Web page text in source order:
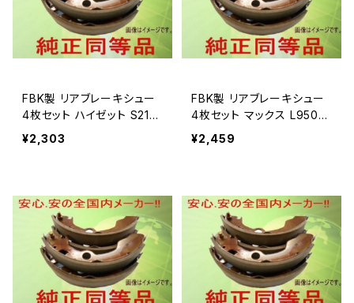
FBK製 リアブレーキシュー
4枚セット ハイゼット S210
V 用 T031
¥2,303
FBK製 リアブレーキシュー
4枚セット マックス L950S
用 T0037
¥2,459